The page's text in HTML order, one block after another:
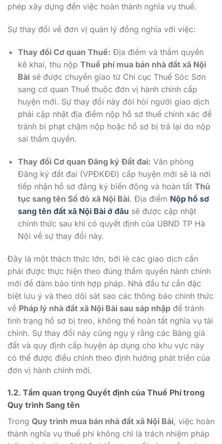
phép xây dựng đến việc hoàn thành nghĩa vụ thuế.
Sự thay đổi về đơn vị quản lý đồng nghĩa với việc:
Thay đổi Cơ quan Thuế: Địa điểm và thẩm quyền
kê khai, thu nộp Thuế phí mua bán nhà đất xã Nội
Bàisẽ được chuyển giao từ Chi cục Thuế Sóc Sơn
sang cơ quan Thuế thuộc đơn vị hành chính cấp
huyện mới. Sự thay đổi này đòi hỏi người giao dịch
phải cập nhật địa điểm nộp hồ sơ thuế chính xác để
tránh bị phạt chậm nộp hoặc hồ sơ bị trả lại do nộp
sai thẩm quyền.
Thay đổi Cơ quan Đăng ký Đất đai: Văn phòng
Đăng ký đất đai (VPĐKĐĐ) cấp huyện mới sẽ là nơi
tiếp nhận hồ sơ đăng ký biến động và hoàn tất Thủ
tục sang tên Sổ đỏ xã Nội Bài. Địa điểm Nộp hồ sơ
sang tên đất xã Nội Bài ở đâu sẽ được cập nhật
chính thức sau khi có quyết định của UBND TP Hà
Nội về sự thay đổi này.
Đây là một thách thức lớn, bởi lẽ các giao dịch cần
phải được thực hiện theo đúng thẩm quyền hành chính
mới để đảm bảo tính hợp pháp. Nhà đầu tư cần đặc
biệt lưu ý và theo dõi sát sao các thông báo chính thức
về Pháp lý nhà đất xã Nội Bài sau sáp nhập để tránh
tình trạng hồ sơ bị treo, không thể hoàn tất nghĩa vụ tài
chính. Sự thay đổi này cũng ngụ ý rằng các Bảng giá
đất và quy định cấp huyện áp dụng cho khu vực này
có thể được điều chỉnh theo định hướng phát triển của
đơn vị hành chính mới.
1.2. Tầm quan trọng Quyết định của Thuế Phí trong
Quy trình Sang tên
Trong Quy trình mua bán nhà đất xã Nội Bài, việc hoàn
thành nghĩa vụ thuế phí không chỉ là trách nhiệm pháp